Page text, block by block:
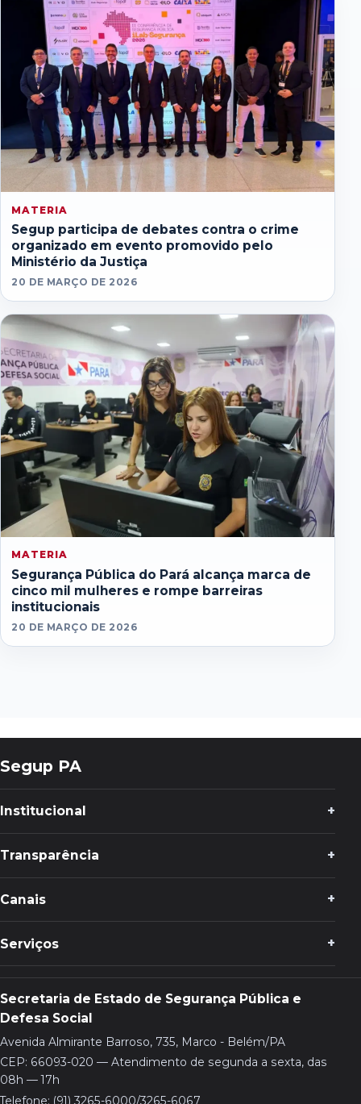
MATERIA
Segup participa de debates contra o crime
organizado em evento promovido pelo
Ministério da Justiça
20 DE MARÇO DE 2026
MATERIA
Segurança Pública do Pará alcança marca de
cinco mil mulheres e rompe barreiras
institucionais
20 DE MARÇO DE 2026
Segup PA
Institucional
Transparência
Canais
Serviços
Secretaria de Estado de Segurança Pública e
Defesa Social
Avenida Almirante Barroso, 735, Marco - Belém/PA
CEP: 66093-020 — Atendimento de segunda a sexta, das
08h — 17h
Telefone: (91) 3265-6000/3265-6067